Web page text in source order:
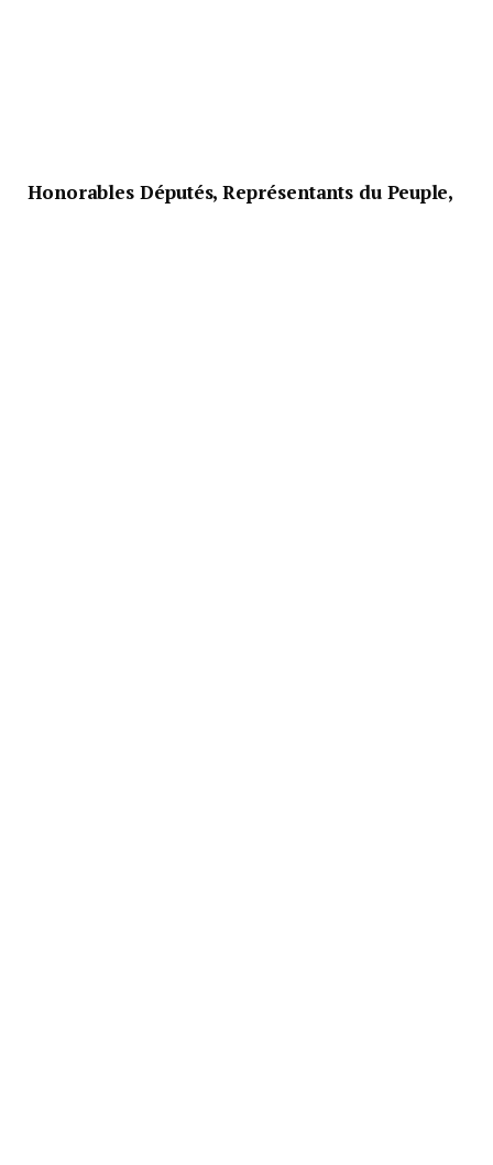
Honorables Députés, Représentants du Peuple,